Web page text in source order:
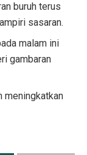
buruh terus
sasaran.
malam ini
gambaran
meningkatkan